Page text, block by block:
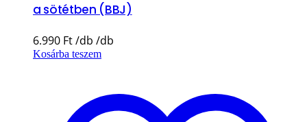
a sötétben (BBJ)
6.990 Ft
Kosárba teszem